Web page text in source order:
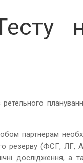
партнерам
резерву (ФСГ, ЛГ,
дослідження, а